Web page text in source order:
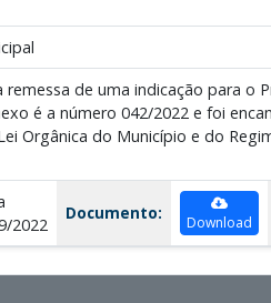
de uma indicação para o
é a número 042/2022 e foi
Orgânica do Município e do
2022
Documento: Download